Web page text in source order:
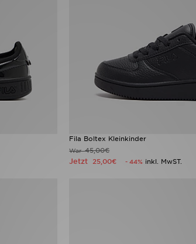
Fila Boltex Kleinkinder
War45,00€
Jetzt 25,00€ - 44% inkl. MwST.